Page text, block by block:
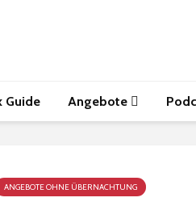
Guide Angebote
ANGEBOTE OHNE ÜBERNACHTUNG